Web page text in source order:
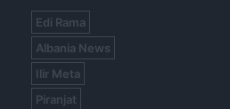
Edi Rama
Albania News
Ilir Meta
Piranjat